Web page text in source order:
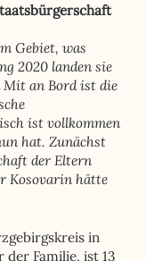
Gebiet, was
2020 landen sie
Mit an Bord ist die
ist vollkommen
hat. Zunächst
der Eltern
Kosovarin hätte
in
der Familie, ist 13